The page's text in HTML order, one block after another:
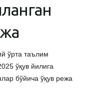
ўрта таълим
ўқув йилига
бўйича ўқув режа